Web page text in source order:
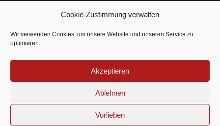
Cookie-Zustimmung verwalten
Wir verwenden Cookies, um unsere Website und unseren Service zu
optimieren.
Akzeptieren
Ablehnen
Vorlieben
09:00 - 18:00
Freitag: